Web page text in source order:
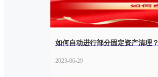
如何自动进行部分固定资产清理？
2023-06-29